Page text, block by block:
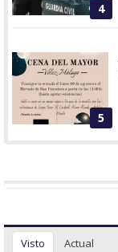
4
5
Visto Actual